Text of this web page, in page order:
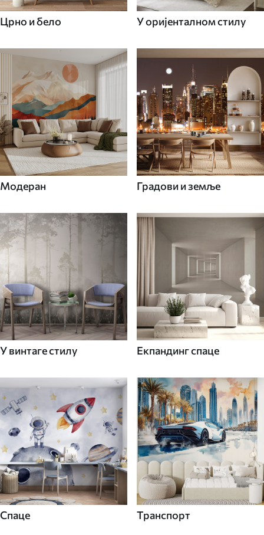
Црно и бело У оријенталном стилу
Модеран Градови и земље
У винтаге стилу Екпандинг спаце
Спаце Транспорт